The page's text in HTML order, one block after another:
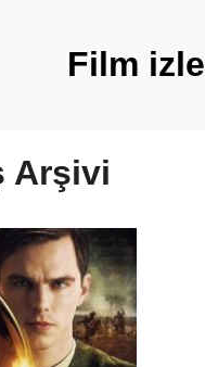
Film izle
Arşivi